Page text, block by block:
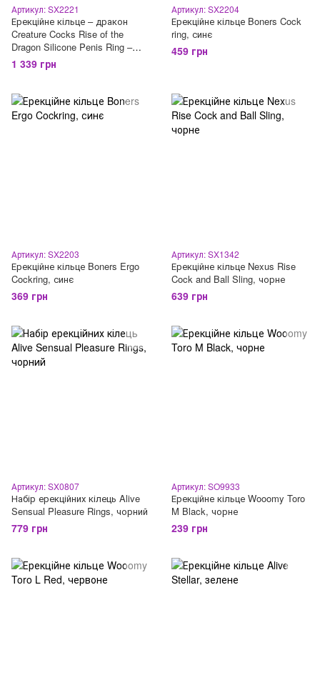
Артикул: SX2221
Ерекційне кільце – дракон
Creature Cocks Rise of the
Dragon Silicone Penis Ring –
Red, червоне
1 339 грн
Артикул: SX2204
Ерекційне кільце Boners Cock
ring, синє
459 грн
Артикул: SX2203
Ерекційне кільце Boners Ergo
Cockring, синє
369 грн
Артикул: SX1342
Ерекційне кільце Nexus Rise
Cock and Ball Sling, чорне
639 грн
Артикул: SX0807
Набір ерекційних кілець Alive
Sensual Pleasure Rings, чорний
779 грн
Артикул: SO9933
Ерекційне кільце Wooomy Toro
M Black, чорне
239 грн